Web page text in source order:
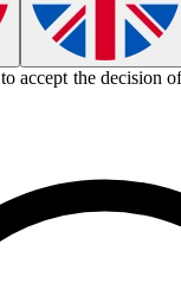
accept the decision